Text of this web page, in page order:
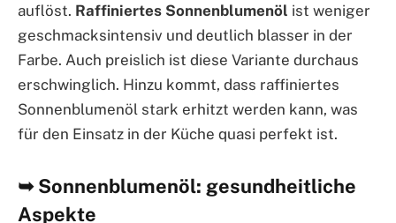
auflöst. Raffiniertes Sonnenblumenöl ist weniger
geschmacksintensiv und deutlich blasser in der
Farbe. Auch preislich ist diese Variante durchaus
erschwinglich. Hinzu kommt, dass raffiniertes
Sonnenblumenöl stark erhitzt werden kann, was
für den Einsatz in der Küche quasi perfekt ist.
➥ Sonnenblumenöl: gesundheitliche
Aspekte